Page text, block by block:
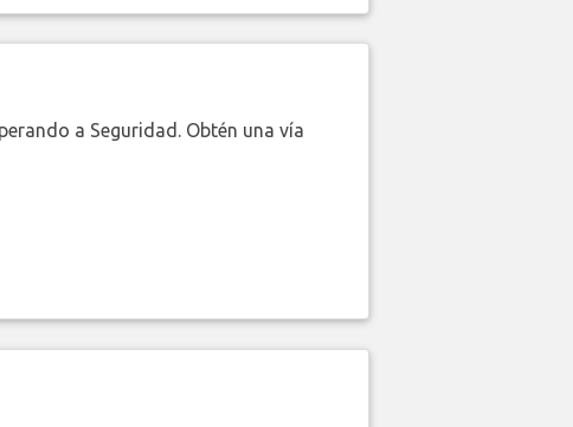
a Seguridad. Obtén una vía